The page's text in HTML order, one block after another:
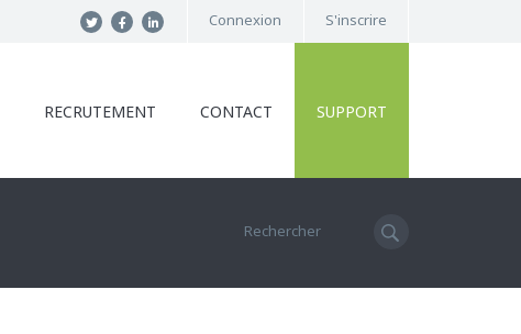
Connexion S'inscrire
RECRUTEMENT CONTACT SUPPORT